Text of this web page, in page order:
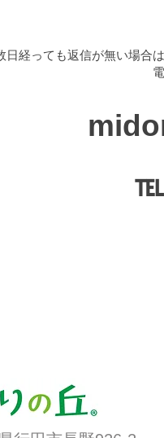
日経っても返信が無い場合